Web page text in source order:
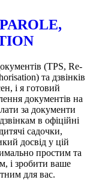
(TPS, Re-
та дзвінків
і я готовий
документів на
за документи
в офіційні
садочки,
досвід у цій
простим та
і зробити ваше
для вас.